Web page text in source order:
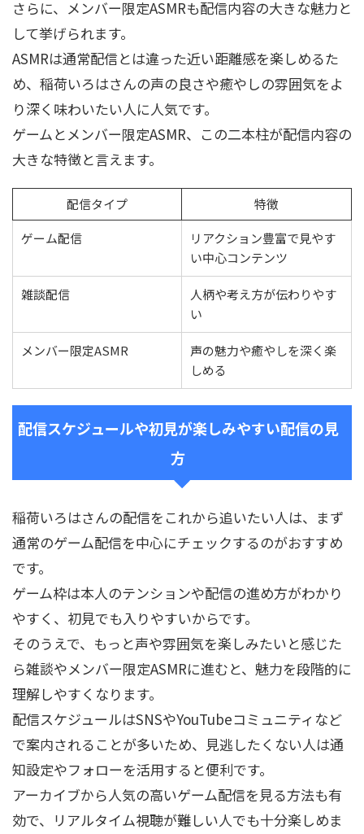
さらに、メンバー限定ASMRも配信内容の大きな魅力と
して挙げられます。
ASMRは通常配信とは違った近い距離感を楽しめるた
め、稲荷いろはさんの声の良さや癒やしの雰囲気をよ
り深く味わいたい人に人気です。
ゲームとメンバー限定ASMR、この二本柱が配信内容の
大きな特徴と言えます。
配信タイプ
特徴
ゲーム配信
リアクション豊富で見やす
い中心コンテンツ
雑談配信
人柄や考え方が伝わりやす
い
メンバー限定ASMR
声の魅力や癒やしを深く楽
しめる
配信スケジュールや初見が楽しみやすい配信の見
方
稲荷いろはさんの配信をこれから追いたい人は、まず
通常のゲーム配信を中心にチェックするのがおすすめ
です。
ゲーム枠は本人のテンションや配信の進め方がわかり
やすく、初見でも入りやすいからです。
そのうえで、もっと声や雰囲気を楽しみたいと感じた
ら雑談やメンバー限定ASMRに進むと、魅力を段階的に
理解しやすくなります。
配信スケジュールはSNSやYouTubeコミュニティなど
で案内されることが多いため、見逃したくない人は通
知設定やフォローを活用すると便利です。
アーカイブから人気の高いゲーム配信を見る方法も有
効で、リアルタイム視聴が難しい人でも十分楽しめま